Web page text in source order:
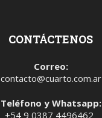
CONTÁCTENOS
Correo:
contacto@cuarto.com.ar
Teléfono y Whatsapp:
+54 9 0387 4496462